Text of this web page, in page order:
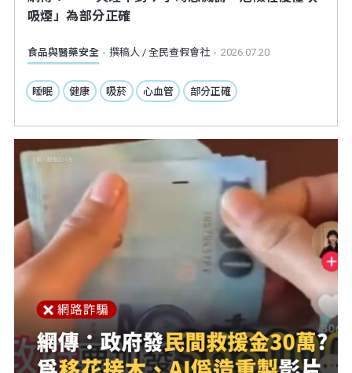
吸煙」為部分正確
食品與醫藥安全 撰稿人 / 全民查假會社 2026.07.20
睡眠 健康 吸菸 心血管 部分正確